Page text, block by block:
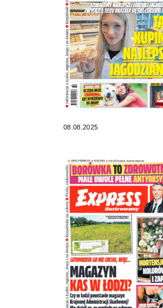
08.08.2025